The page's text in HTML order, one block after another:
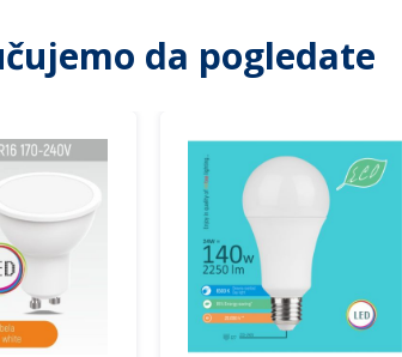
da pogledate